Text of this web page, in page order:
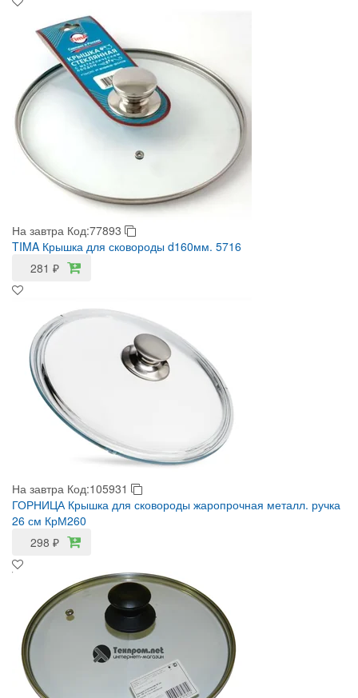
На завтра Код:77893
TIMA Крышка для сковороды d160мм. 5716
281 ₽
На завтра Код:105931
ГОРНИЦА Крышка для сковороды жаропрочная металл. ручка
26 см КрМ260
298 ₽